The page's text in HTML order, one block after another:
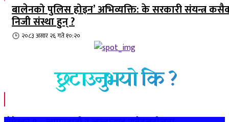
बालेनको पुलिस होइन’ अभिव्यक्ति: के सरकारी संयन्त्र
निजी संस्था हुन् ?
२०८३ असार २६ गते १०:२०
छुटाउनुभयो कि ?